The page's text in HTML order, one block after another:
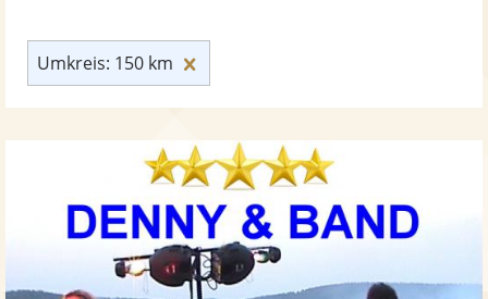
Umkreis: 150 km